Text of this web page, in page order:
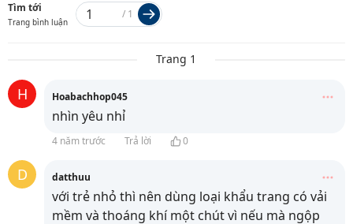
Tìm tới
Trang bình luận
/ 1
Trang 1
H Hoabachhop045
nhìn yêu nhỉ
4 năm trước Trả lời 0
D datthuu
với trẻ nhỏ thì nên dùng loại khẩu trang có vải
mềm và thoáng khí một chút vì nếu mà ngộp